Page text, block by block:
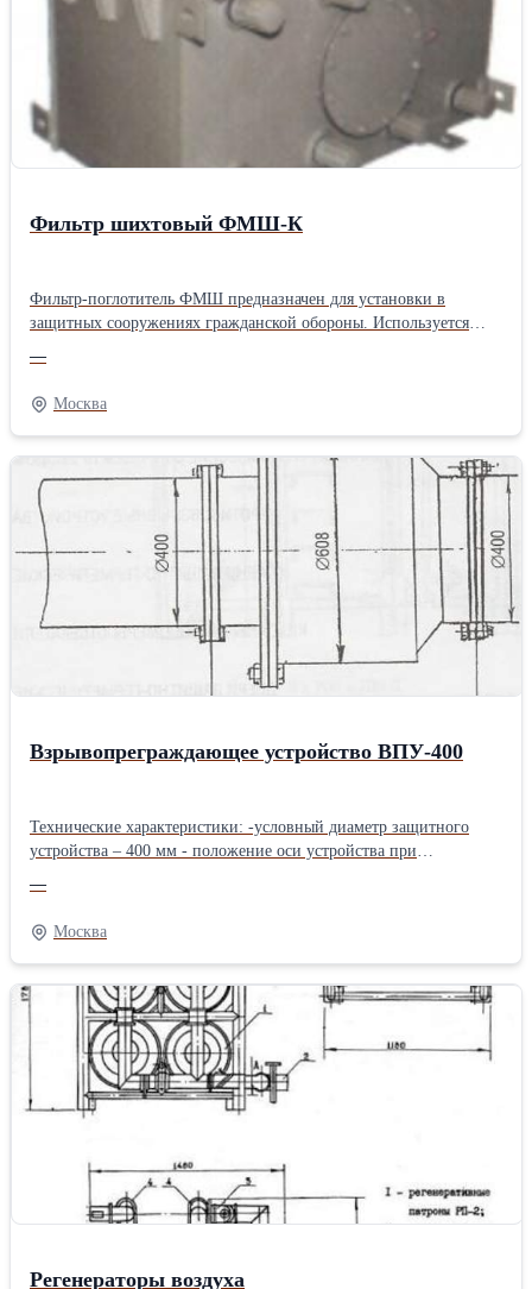
Фильтр шихтовый ФМШ-К
Фильтр-поглотитель ФМШ предназначен для установки в
защитных сооружениях гражданской обороны. Используется
герметизированном убежище от вредных примесей в виде
паров, газов от аммиака, сероводорода выделяемых в результате
жизнедеятельности человека, в основном туалетах, санитарных
узлах, с фекальными баками. Очистка происходит с помощью
кассет ФК-К, входящих в ее состав, поэтому фильтр ФМШ имеет
индекс «К»– ФМШ-К. Конструктивно работа фильтра ФМШ
предусматривает его использование без специального нагрева
или охлаждения. Фильтр-поглотитель ФМШ эффективно
работает и производит очистку воздушных масс при
температуре от плюс 5 °С до плюс 40 °С.
—
Москва
Взрывопреграждающее устройство ВПУ-400
Технические характеристики: -условный диаметр защитного
устройства – 400 мм - положение оси устройства при
давление ударной волны при взрыве, кПа, (кГс/см2) – 23,9
(0,239) - ход запирающей обечайки при срабатывании
устройства – 12,5 мм - время перекрытия клапанов в
зависимости от места расположения устройства в
вентиляционной системе, при избыточном давлении 3,5 кПа
(0,135 кГс/см3) – 0,01…0,05 сек - класс герметичности по
воздуху в закрытом состоянии при перепаде давления 0,3 бар
(0,3 кГс/см2) – не ниже «А» - давление сжатого воздуха в
пневмоцилиндре при дистанционной установке
взрвопреграждающего устройства в рабочее положение, МПа
помощью постоянных магнитов: В закрытом положении – 200кГ
В рабочем положении – 10…20 кГ - контроль положения
подвижных частей устройства – дистанционный, с помощью
выключателей - материал основной - сталь 20, сталь Ст3
—
Москва
Регенераторы воздуха